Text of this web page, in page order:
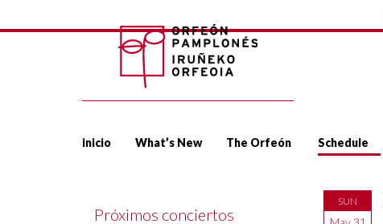
inicio What’s New The Orfeón Schedule
SUN
Próximos conciertos